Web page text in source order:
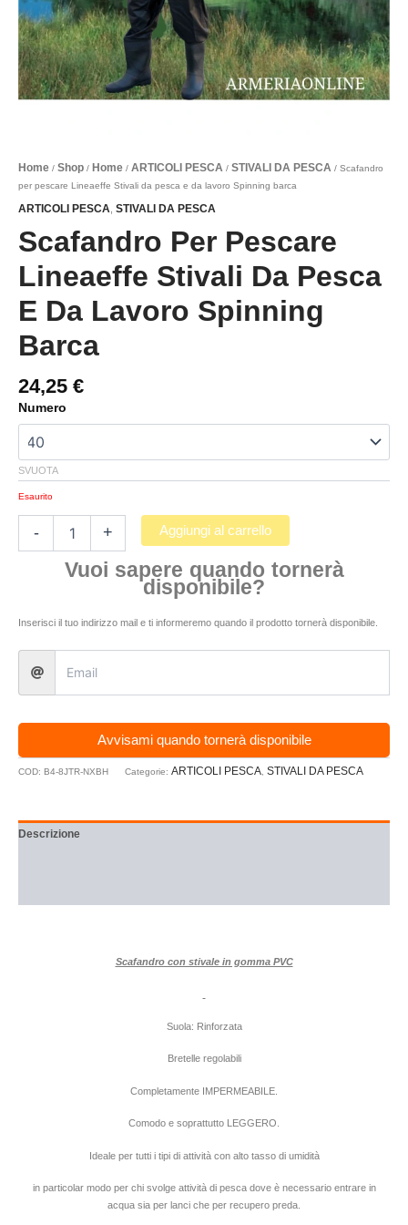
Home / Shop / Home / ARTICOLI PESCA / STIVALI DA PESCA / Scafandro
per pescare Lineaeffe Stivali da pesca e da lavoro Spinning barca
ARTICOLI PESCA STIVALI DA PESCA
Scafandro Per Pescare
Lineaeffe Stivali Da Pesca
E Da Lavoro Spinning
Barca
24,25 €
Numero
SVUOTA
Esaurito
- + Aggiungi al carrello
Vuoi sapere quando tornerà
disponibile?
Inserisci il tuo indirizzo mail e ti informeremo quando il prodotto tornerà disponibile.
Avvisami quando tornerà disponibile
COD: B4-8JTR-NXBH Categorie: ARTICOLI PESCA STIVALI DA PESCA
Descrizione
Scafandro con stivale in gomma PVC
Suola: Rinforzata
Bretelle regolabili
Completamente IMPERMEABILE.
Comodo e soprattutto LEGGERO.
Ideale per tutti i tipi di attività con alto tasso di umidità
in particolar modo per chi svolge attività di pesca dove è necessario entrare in
acqua sia per lanci che per recupero preda.